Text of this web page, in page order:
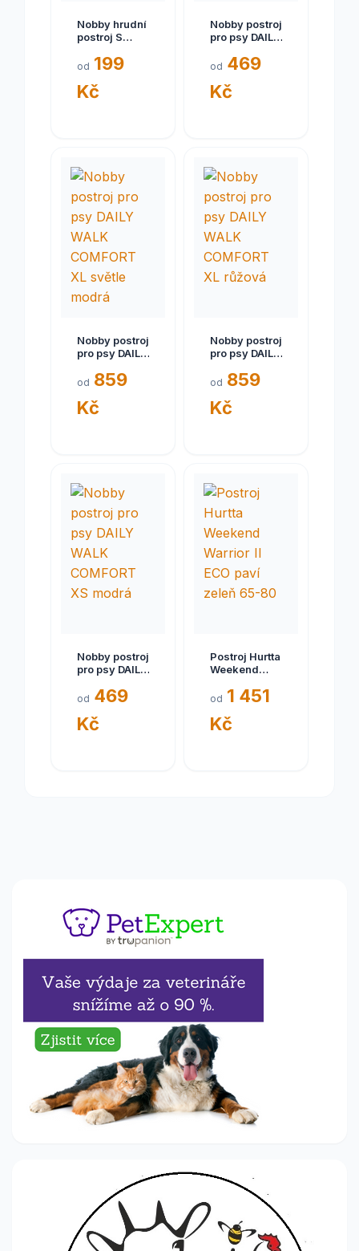
Nobby hrudní
postroj S
od 199
Kč
Nobby postroj
pro psy DAILY
COMFORT XS
od 469
Kč
Nobby postroj
pro psy DAILY
COMFORT XL
od 859
Kč
Nobby postroj
pro psy DAILY
COMFORT XL
od 859
Kč
Nobby postroj
pro psy DAILY
COMFORT XS
od 469
Kč
Postroj Hurtta
Weekend
paví zeleň
od 1 451
Kč